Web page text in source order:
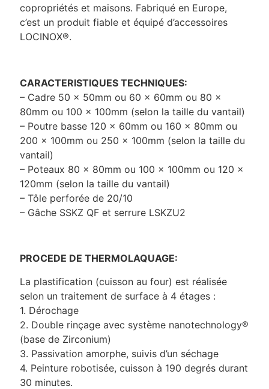
copropriétés et maisons. Fabriqué en Europe,
c’est un produit fiable et équipé d’accessoires
LOCINOX®.
CARACTERISTIQUES TECHNIQUES:
– Cadre 50 x 50mm ou 60 x 60mm ou 80 x
80mm ou 100 x 100mm (selon la taille du vantail)
– Poutre basse 120 x 60mm ou 160 x 80mm ou
200 x 100mm ou 250 x 100mm (selon la taille du
vantail)
– Poteaux 80 x 80mm ou 100 x 100mm ou 120 x
120mm (selon la taille du vantail)
– Tôle perforée de 20/10
– Gâche SSKZ QF et serrure LSKZU2
PROCEDE DE THERMOLAQUAGE:
La plastification (cuisson au four) est réalisée
selon un traitement de surface à 4 étages :
1. Dérochage
2. Double rinçage avec système nanotechnology®
(base de Zirconium)
3. Passivation amorphe, suivis d’un séchage
4. Peinture robotisée, cuisson à 190 degrés durant
30 minutes.